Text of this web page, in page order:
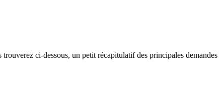
ci-dessous, un petit récapitulatif des principales demandes